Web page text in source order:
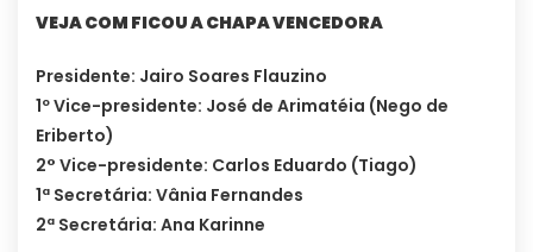
VEJA COM FICOU A CHAPA VENCEDORA
Presidente: Jairo Soares Flauzino
1º Vice-presidente: José de Arimatéia (Nego de
Eriberto)
2° Vice-presidente: Carlos Eduardo (Tiago)
1ª Secretária: Vânia Fernandes
2ª Secretária: Ana Karinne